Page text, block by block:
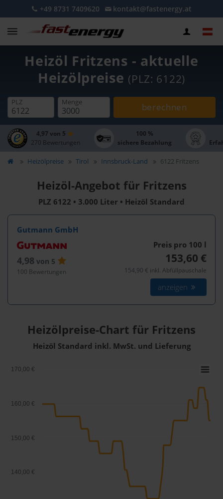
+49 8731 7409620 kontakt@fastenergy.at
Heizöl Fritzens - aktuelle
Heizölpreise (PLZ: 6122)
PLZ Menge berechnen
4,97 von 5
270 Bewertungen
100 %
sichere Bezahlung
Heizölpreise Tirol Innsbruck-Land 6122 Fritzens
Heizöl-Angebot für Fritzens
PLZ 6122 • 3.000 Liter • Heizöl Standard
Gutmann GmbH
4,98 von 5
100 Bewertungen
Preis pro 100 l
153,60 €
154,90 € inkl. Abfüllpauschale
anzeigen
Heizölpreise-Chart für Fritzens
Heizöl Standard inkl. MwSt. und Lieferung
140,00 €
150,00 €
160,00 €
170,00 €